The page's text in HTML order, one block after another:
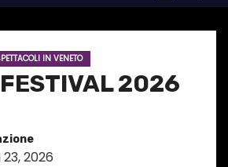
IN VENETO
2026
2026